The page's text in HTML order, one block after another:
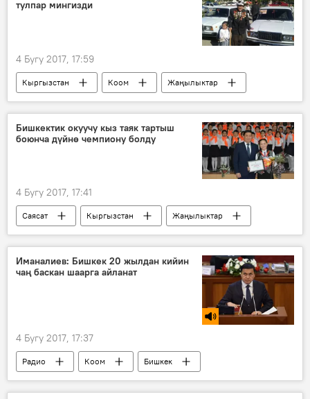
тулпар мингизди
4 Бугу 2017, 17:59
Кыргызстан Коом
Жаңылыктар
Баткен облусу
ардагер унаа
Бишкектик окуучу кыз таяк тартыш
боюнча дүйнө чемпиону болду
4 Бугу 2017, 17:41
Саясат Кыргызстан
Жаңылыктар
Бишкек
чемпион
окуучулар
таяк тартыш
Иманалиев: Бишкек 20 жылдан кийин
чаң баскан шаарга айланат
4 Бугу 2017, 17:37
Радио Коом
Бишкек
Каныбек Иманалиев